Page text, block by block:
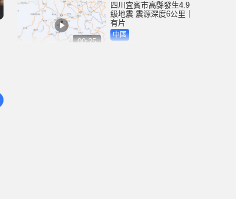
00:25
四川宜賓市高縣發生4.9
級地震 震源深度6公里｜
有片
中國